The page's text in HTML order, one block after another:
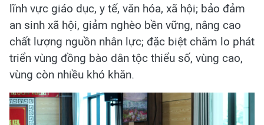
lĩnh vực giáo dục, y tế, văn hóa, xã hội; bảo đảm
an sinh xã hội, giảm nghèo bền vững, nâng cao
chất lượng nguồn nhân lực; đặc biệt chăm lo phát
triển vùng đồng bào dân tộc thiểu số, vùng cao,
vùng còn nhiều khó khăn.